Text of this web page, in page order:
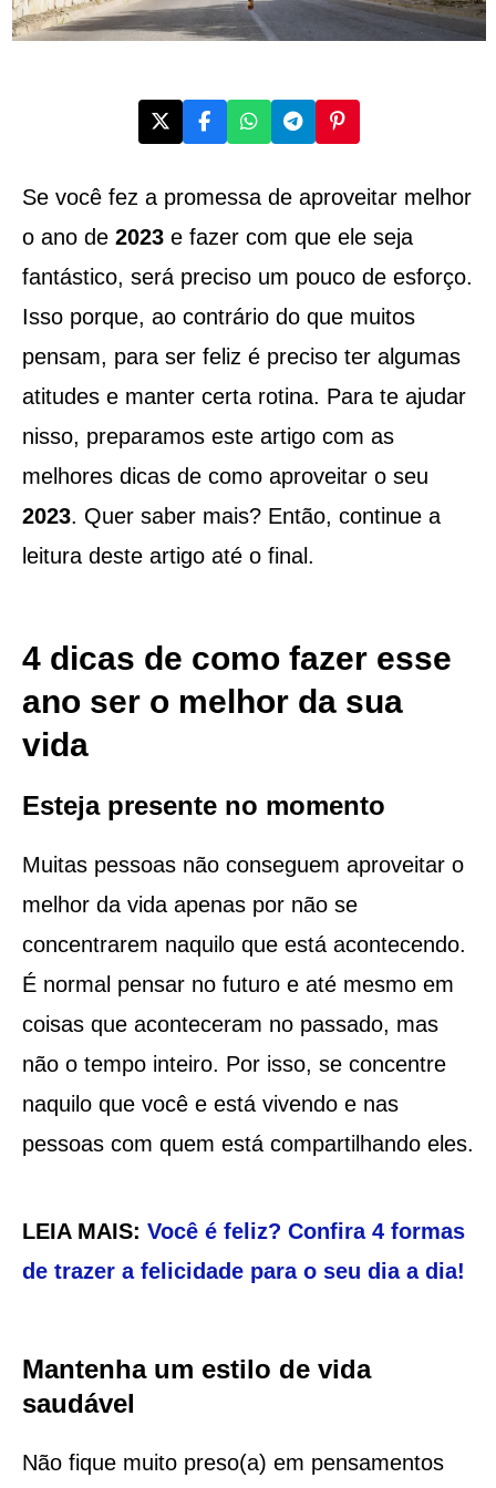
Se você fez a promessa de aproveitar melhor
o ano de 2023e fazer com que ele seja
fantástico, será preciso um pouco de esforço.
Isso porque, ao contrário do que muitos
pensam, para ser feliz é preciso ter algumas
atitudes e manter certa rotina. Para te ajudar
nisso, preparamos este artigo com as
melhores dicas de como aproveitar o seu
2023. Quer saber mais? Então, continue a
leitura deste artigo até o final.
4 dicas de como fazer esse
ano ser o melhor da sua
vida
Esteja presente no momento
Muitas pessoas não conseguem aproveitar o
melhor da vida apenas por não se
concentrarem naquilo que está acontecendo.
É normal pensar no futuro e até mesmo em
coisas que aconteceram no passado, mas
não o tempo inteiro. Por isso, se concentre
naquilo que você e está vivendo e nas
pessoas com quem está compartilhando eles.
LEIA MAIS: Você é feliz? Confira 4 formas
de trazer a felicidade para o seu dia a dia!
Mantenha um estilo de vida
saudável
Não fique muito preso(a) em pensamentos